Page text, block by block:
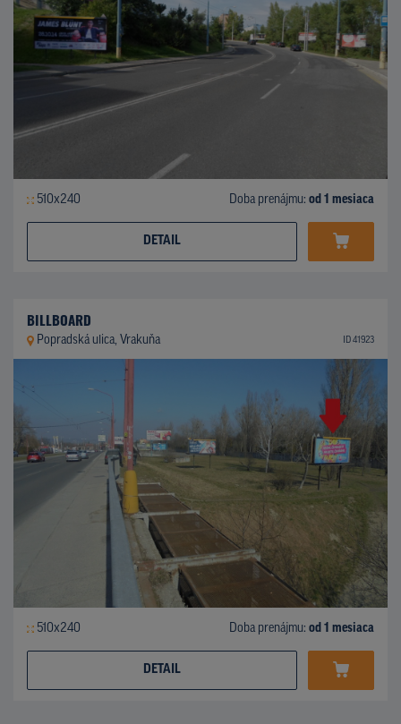
510x240 Doba prenájmu: od 1 mesiaca
DETAIL
BILLBOARD
Popradská ulica, Vrakuňa ID 41923
510x240 Doba prenájmu: od 1 mesiaca
DETAIL